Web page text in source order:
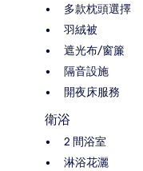
多款枕頭選擇
羽絨被
遮光布/窗簾
隔音設施
開夜床服務
衛浴
2 間浴室
淋浴花灑